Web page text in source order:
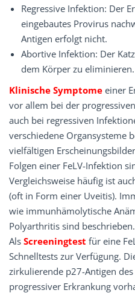
Regressive Infektion: Der
eingebautes Provirus
Antigen erfolgt nicht.
Abortive Infektion: Der
dem Körper zu eliminieren.
Klinische Symptome einer
vor allem bei der
auch bei regressiven
verschiedene Organsysteme
vielfältigen
Folgen einer FeLV-Infektion
Vergleichsweise häufig ist
(oft in Form einer Uveitis).
wie immunhämolytische
Polyarthritis sind beschrieben.
Als Screeningtest für eine
Schnelltests zur Verfügung.
zirkulierende p27-Antigen
progressiver Erkrankung